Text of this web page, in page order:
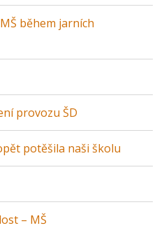
během jarních
provozu ŠD
potěšila naši školu
– MŠ